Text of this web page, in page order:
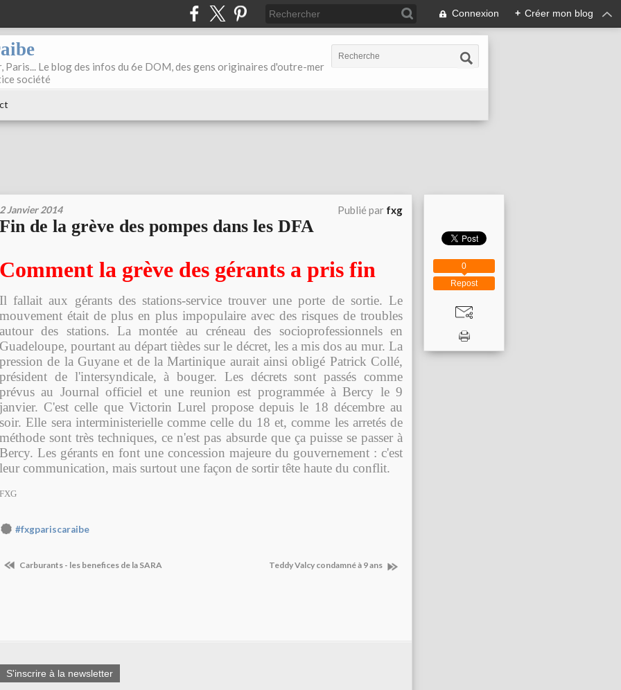
Connexion + Créer mon blog
Paris... Le blog des infos du 6e DOM, des gens originaires d'outre-mer
société
2 Janvier 2014 Publié par fxg
Fin de la grève des pompes dans les DFA
Comment la grève des gérants a pris fin
Il fallait aux gérants des stations-service trouver une porte de sortie. Le
mouvement était de plus en plus impopulaire avec des risques de troubles
autour des stations. La montée au créneau des socioprofessionnels en
Guadeloupe, pourtant au départ tièdes sur le décret, les a mis dos au mur. La
pression de la Guyane et de la Martinique aurait ainsi obligé Patrick Collé,
président de l'intersyndicale, à bouger. Les décrets sont passés comme
prévus au Journal officiel et une reunion est programmée à Bercy le 9
janvier. C'est celle que Victorin Lurel propose depuis le 18 décembre au
soir. Elle sera interministerielle comme celle du 18 et, comme les arretés de
méthode sont très techniques, ce n'est pas absurde que ça puisse se passer à
Bercy. Les gérants en font une concession majeure du gouvernement : c'est
leur communication, mais surtout une façon de sortir tête haute du conflit.
FXG
#fxgpariscaraibe
Carburants - les benefices de la SARA Teddy Valcy condamné à 9 ans
S'inscrire à la newsletter
Repost
0